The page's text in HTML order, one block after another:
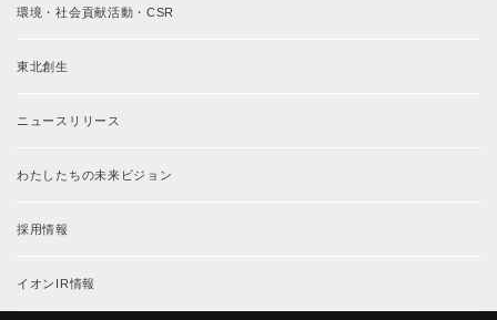
環境・社会貢献活動・CSR
東北創生
ニュースリリース
わたしたちの未来ビジョン
採用情報
イオンIR情報